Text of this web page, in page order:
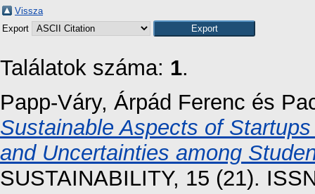
Vissza
Export
Találatok száma: 1.
Papp-Váry, Árpád Ferenc és
Sustainable Aspects of
and Uncertainties among
SUSTAINABILITY, 15 (21).